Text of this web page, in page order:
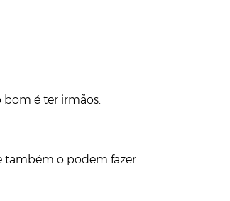
bom é ter irmãos.
também o podem fazer.